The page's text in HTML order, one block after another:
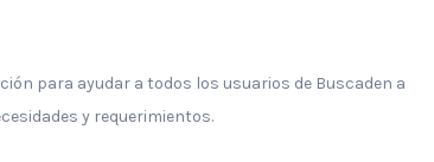
para ayudar a todos los usuarios de Buscaden a
y requerimientos.